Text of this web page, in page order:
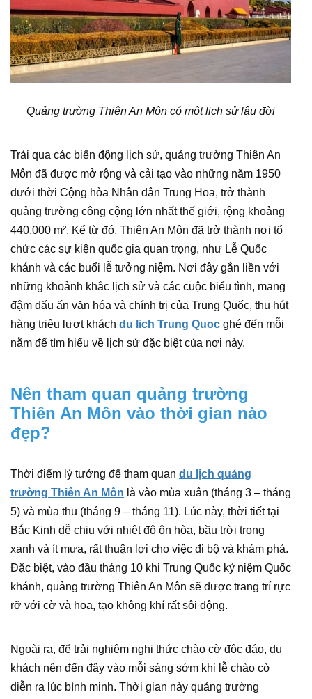
Quảng trường Thiên An Môn có một lịch sử lâu đời
Trải qua các biến động lịch sử, quảng trường Thiên An
Môn đã được mở rộng và cải tạo vào những năm 1950
dưới thời Cộng hòa Nhân dân Trung Hoa, trở thành
quảng trường công cộng lớn nhất thế giới, rộng khoảng
440.000 m². Kể từ đó, Thiên An Môn đã trở thành nơi tổ
chức các sự kiện quốc gia quan trọng, như Lễ Quốc
khánh và các buổi lễ tưởng niệm. Nơi đây gắn liền với
những khoảnh khắc lịch sử và các cuộc biểu tình, mang
đậm dấu ấn văn hóa và chính trị của Trung Quốc, thu hút
hàng triệu lượt khách du lich Trung Quoc ghé đến mỗi
nằm để tìm hiểu về lịch sử đặc biệt của nơi này.
Nên tham quan quảng trường
Thiên An Môn vào thời gian nào
đẹp?
Thời điểm lý tưởng để tham quan du lịch quảng
trường Thiên An Môn là vào mùa xuân (tháng 3 – tháng
5) và mùa thu (tháng 9 – tháng 11). Lúc này, thời tiết tại
Bắc Kinh dễ chịu với nhiệt độ ôn hòa, bầu trời trong
xanh và ít mưa, rất thuận lợi cho việc đi bộ và khám phá.
Đặc biệt, vào đầu tháng 10 khi Trung Quốc kỷ niệm Quốc
khánh, quảng trường Thiên An Môn sẽ được trang trí rực
rỡ với cờ và hoa, tạo không khí rất sôi động.
Ngoài ra, để trải nghiệm nghi thức chào cờ độc đáo, du
khách nên đến đây vào mỗi sáng sớm khi lễ chào cờ
diễn ra lúc bình minh. Thời gian này quảng trường